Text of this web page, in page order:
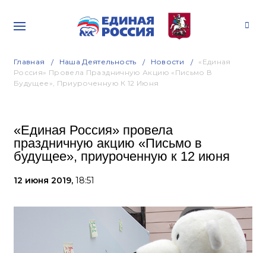
Главная Наша Деятельность Новости
«Единая
Россия» Провела Праздничную Акцию «Письмо В
Будущее», Приуроченную К 12 Июня
«Единая Россия» провела
праздничную акцию «Письмо в
будущее», приуроченную к 12 июня
12 июня 2019, 18:51